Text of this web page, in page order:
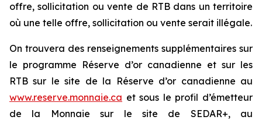
offre, sollicitation ou vente de RTB dans un territoire
où une telle offre, sollicitation ou vente serait illégale.
On trouvera des renseignements supplémentaires sur
le programme Réserve d’or canadienne et sur les
RTB sur le site de la Réserve d’or canadienne au
www.reserve.monnaie.ca et sous le profil d’émetteur
de la Monnaie sur le site de SEDAR+, au